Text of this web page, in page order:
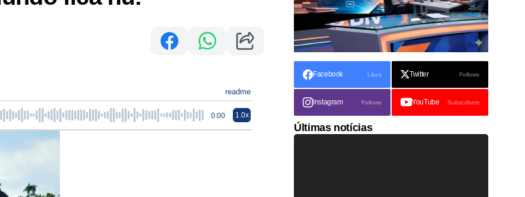
readme
0:00 1.0x
Facebook Likes Twitter Follows
Instagram Follows YouTube Subscribers
Últimas notícias